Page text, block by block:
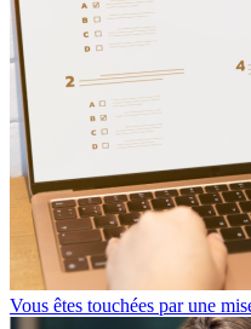
Vous êtes touchées par une